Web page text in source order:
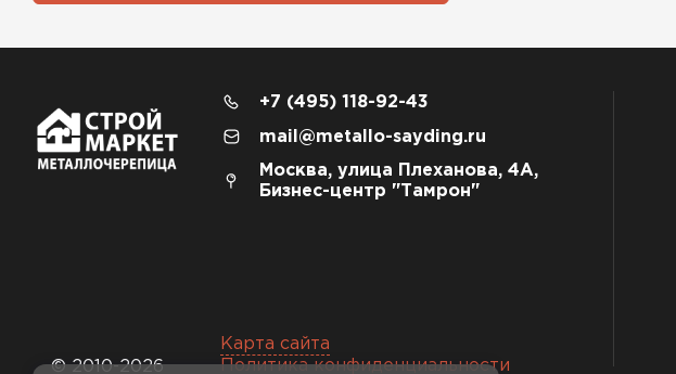
© 2010-2026
+7 (495) 118-92-43
mail@metallo-sayding.ru
Москва, улица Плеханова, 4А,
Бизнес-центр "Тамрон"
Карта сайта
Политика конфиденциальности